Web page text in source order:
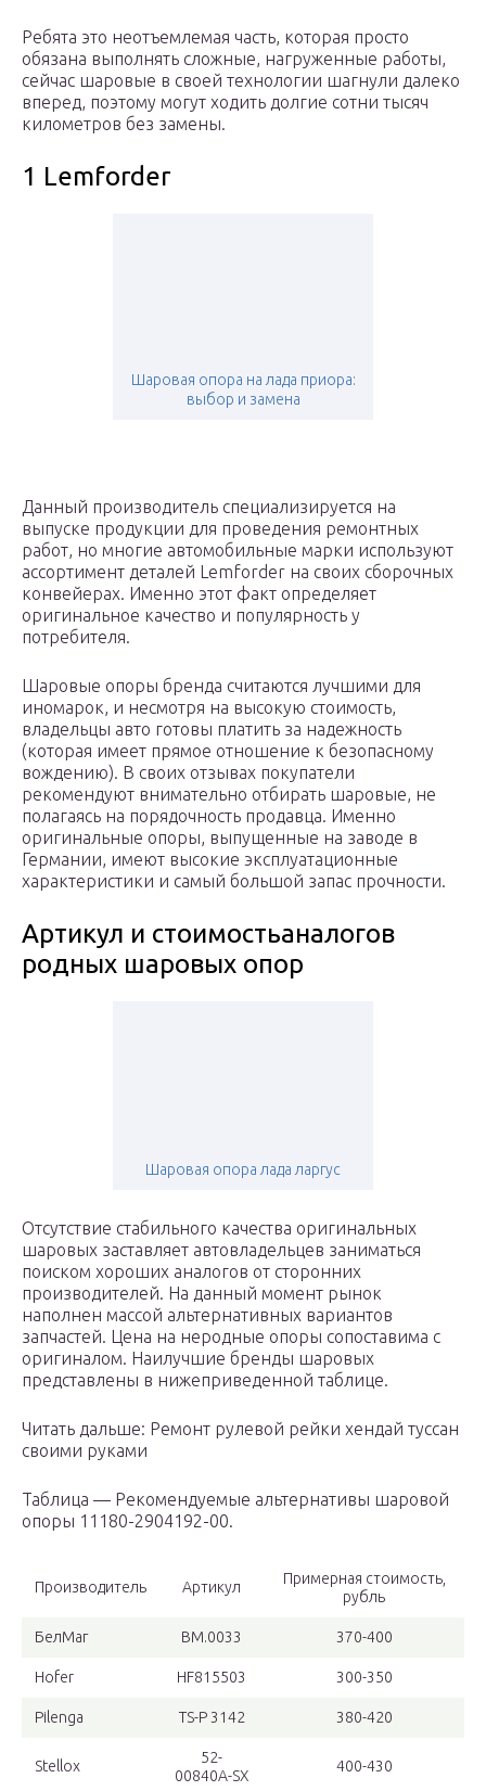
Ребята это неотъемлемая часть, которая просто
обязана выполнять сложные, нагруженные работы,
сейчас шаровые в своей технологии шагнули далеко
вперед, поэтому могут ходить долгие сотни тысяч
километров без замены.
1 Lemforder
Шаровая опора на лада приора:
выбор и замена
Данный производитель специализируется на
выпуске продукции для проведения ремонтных
работ, но многие автомобильные марки используют
ассортимент деталей Lemforder на своих сборочных
конвейерах. Именно этот факт определяет
оригинальное качество и популярность у
потребителя.
Шаровые опоры бренда считаются лучшими для
иномарок, и несмотря на высокую стоимость,
владельцы авто готовы платить за надежность
(которая имеет прямое отношение к безопасному
вождению). В своих отзывах покупатели
рекомендуют внимательно отбирать шаровые, не
полагаясь на порядочность продавца. Именно
оригинальные опоры, выпущенные на заводе в
Германии, имеют высокие эксплуатационные
характеристики и самый большой запас прочности.
Артикул и стоимостьаналогов
родных шаровых опор
Шаровая опора лада ларгус
Отсутствие стабильного качества оригинальных
шаровых заставляет автовладельцев заниматься
поиском хороших аналогов от сторонних
производителей. На данный момент рынок
наполнен массой альтернативных вариантов
запчастей. Цена на неродные опоры сопоставима с
оригиналом. Наилучшие бренды шаровых
представлены в нижеприведенной таблице.
Читать дальше: Ремонт рулевой рейки хендай туссан
своими руками
Таблица — Рекомендуемые альтернативы шаровой
опоры 11180-2904192-00.
Производитель Артикул
Примерная стоимость,
рубль
БелМаг BM.0033 370-400
Hofer HF815503 300-350
Pilenga TS-P 3142 380-420
Stellox
52-
00840A-SX
400-430